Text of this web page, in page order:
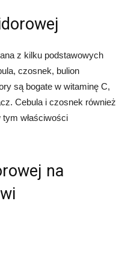
z kilku podstawowych
czosnek, bulion
są bogate w witaminę C,
Cebula i czosnek również
właściwości
na